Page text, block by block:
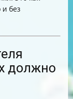
и без
должно